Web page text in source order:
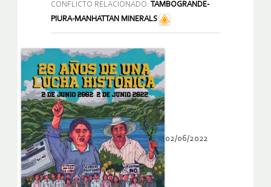
CONFLICTO RELACIONADO:
TAMBOGRANDE-
PIURA-MANHATTAN MINERALS
02/06/2022